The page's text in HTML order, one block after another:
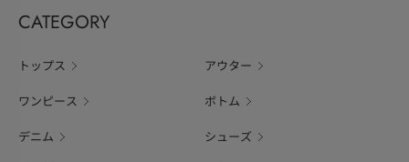
CATEGORY
トップス アウター
ワンピース ボトム
デニム シューズ